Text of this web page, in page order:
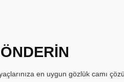
en uygun gözlük camı